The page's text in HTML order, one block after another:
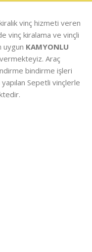
vinç hizmeti veren
vinç kiralama ve vinçli
uygun KAMYONLU
Araç
bindirme işleri
Sepetli vinçlerle